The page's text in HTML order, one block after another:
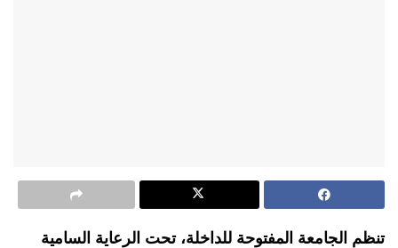
تنظم الجامعة المفتوحة للداخلة، تحت الرعاية السامية